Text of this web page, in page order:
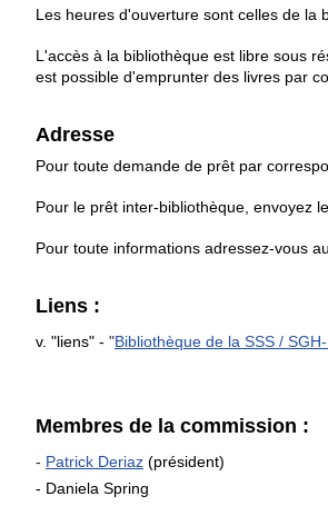
Les heures d'ouverture sont celles de la
L'accès à la bibliothèque est libre sous
est possible d'emprunter des livres par
Adresse
Pour toute demande de prêt par
Pour le prêt inter-bibliothèque, envoyez
Pour toute informations adressez-vous
Liens :
v. "liens" - "Bibliothèque de la SSS /
Membres de la commission :
- Patrick Deriaz (président)
- Daniela Spring